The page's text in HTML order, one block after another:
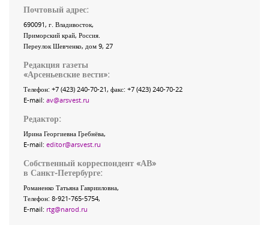
Почтовый адрес:
690091, г. Владивосток,
Приморский край, Россия
Переулок Шевченко, дом 9, 27
Редакция газеты
«Арсеньевские вести»:
Телефон: +7 (423) 240-70-21, факс: +7 (423) 240-70-22
E-mail: av@arsvest.ru
Редактор:
Ирина Георгиевна Гребнёва,
E-mail: editor@arsvest.ru
Собственный корреспондент «АВ»
в Санкт-Петербурге:
Романенко Татьяна Гаврииловна,
Телефон: 8-921-765-5754,
E-mail: rtg@narod.ru